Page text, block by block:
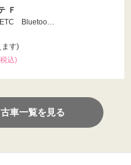
Ｆ
Bluetoo…
ます)
税込)
車一覧を見る